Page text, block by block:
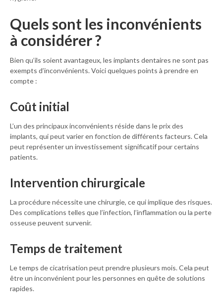
Quels sont les inconvénients
à considérer ?
Bien qu’ils soient avantageux, les implants dentaires ne sont pas
exempts d’inconvénients. Voici quelques points à prendre en
compte :
Coût initial
L’un des principaux inconvénients réside dans le prix des
implants, qui peut varier en fonction de différents facteurs. Cela
peut représenter un investissement significatif pour certains
patients.
Intervention chirurgicale
La procédure nécessite une chirurgie, ce qui implique des risques.
Des complications telles que l’infection, l’inflammation ou la perte
osseuse peuvent survenir.
Temps de traitement
Le temps de cicatrisation peut prendre plusieurs mois. Cela peut
être un inconvénient pour les personnes en quête de solutions
rapides.